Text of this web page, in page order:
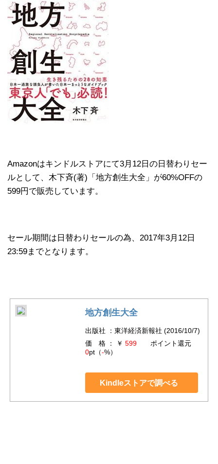
Amazonはキンドルストアにて3月12日の日替わりセー
ルとして、木下斉(著)「地方創生大全」が60%OFFの
599円で販売しています。
セール期間は日替わりセールの為、2017年3月12日
23:59までとなります。
地方創生大全
出版社 ：東洋経済新報社 (2016/10/7)
価 格 ： ￥ 599ポイント還元
0pt（-%）
Kindleストアで調べる